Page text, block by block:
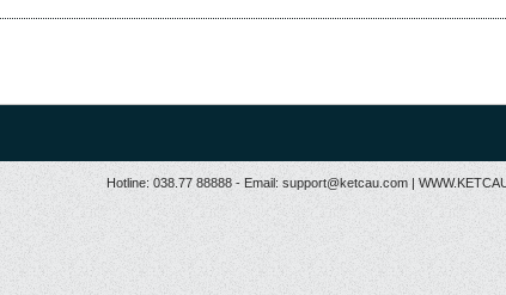
Hotline: 038.77 88888 - Email: support@ketcau.com |